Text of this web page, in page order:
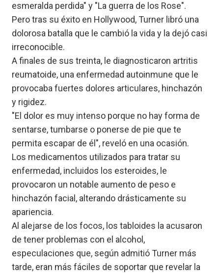
esmeralda perdida" y "La guerra de los Rose".
Pero tras su éxito en Hollywood, Turner libró una
dolorosa batalla que le cambió la vida y la dejó casi
irreconocible.
A finales de sus treinta, le diagnosticaron artritis
reumatoide, una enfermedad autoinmune que le
provocaba fuertes dolores articulares, hinchazón
y rigidez.
"El dolor es muy intenso porque no hay forma de
sentarse, tumbarse o ponerse de pie que te
permita escapar de él", reveló en una ocasión.
Los medicamentos utilizados para tratar su
enfermedad, incluidos los esteroides, le
provocaron un notable aumento de peso e
hinchazón facial, alterando drásticamente su
apariencia.
Al alejarse de los focos, los tabloides la acusaron
de tener problemas con el alcohol,
especulaciones que, según admitió Turner más
tarde, eran más fáciles de soportar que revelar la